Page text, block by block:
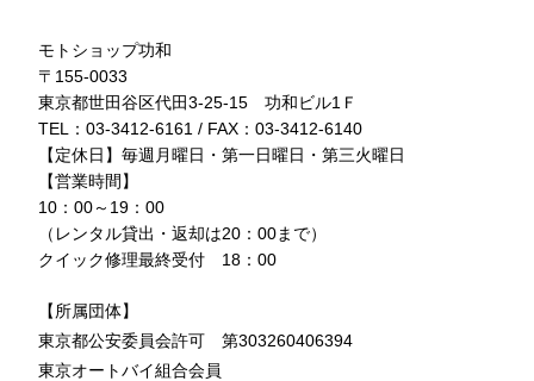
モトショップ功和
〒155-0033
東京都世田谷区代田3-25-15 功和ビル1Ｆ
TEL：03-3412-6161 / FAX：03-3412-6140
【定休日】毎週月曜日・第一日曜日・第三火曜日
【営業時間】
10：00～19：00
（レンタル貸出・返却は20：00まで）
クイック修理最終受付 18：00
【所属団体】
東京都公安委員会許可 第303260406394
東京オートバイ組合会員